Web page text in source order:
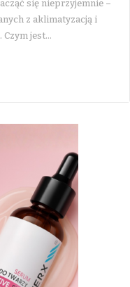
się nieprzyjemnie –
z aklimatyzacją i
Czym jest…